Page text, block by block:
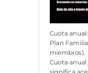
Cuota
Plan
miembros).
Cuota anual